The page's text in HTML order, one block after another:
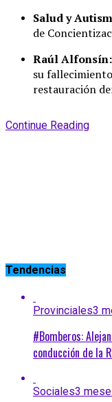
Salud y
de
Raúl Alfonsín:
su
restauración
Continue Reading
Tendencias
Provinciales3
#Bomberos:
conducción de la
Sociales3